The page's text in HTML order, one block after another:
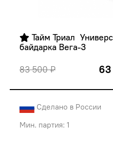
Тайм Триал
байдарка Вега-3
83 500 ₽
Сделано в России
Мин. партия: 1